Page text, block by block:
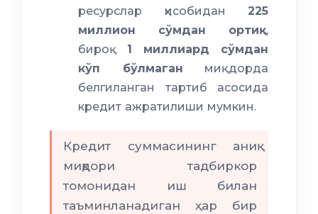
ресурслар ҳисобидан 225
миллион сўмдан ортиқ,
бироқ 1 миллиард сўмдан
кўп бўлмаган миқдорда
белгиланган тартиб асосида
кредит ажратилиши мумкин.
Кредит суммасининг аниқ
миқдори тадбиркор
томонидан иш билан
таъминланадиган ҳар бир